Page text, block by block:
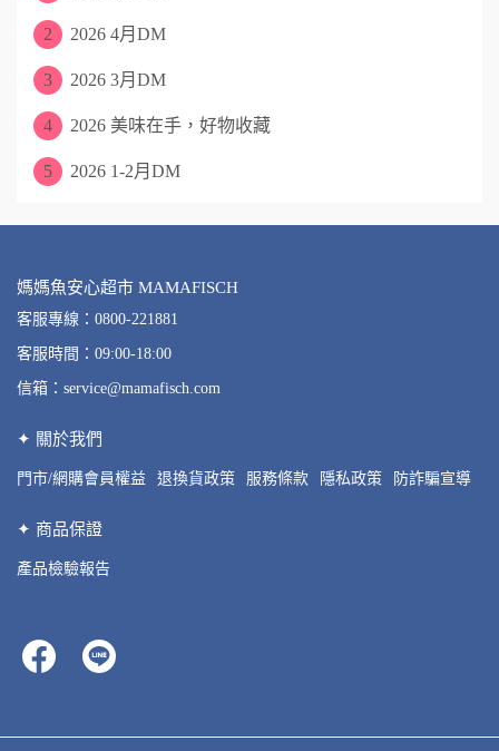
2 2026 4月DM
3 2026 3月DM
4 2026 美味在手，好物收藏
5 2026 1-2月DM
媽媽魚安心超市 MAMAFISCH
客服專線：0800-221881
客服時間：09:00-18:00
信箱：service@mamafisch.com
✦ 關於我們
門市/網購會員權益 退換貨政策 服務條款 隱私政策 防詐騙宣導
✦ 商品保證
產品檢驗報告